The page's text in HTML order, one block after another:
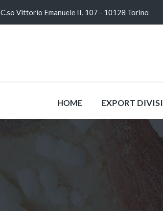
C.so Vittorio Emanuele II, 107 - 10128 Torino
HOME EXPORT